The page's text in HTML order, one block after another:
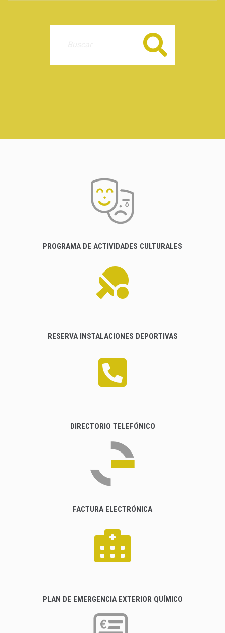
Buscar
PROGRAMA DE ACTIVIDADES CULTURALES
RESERVA INSTALACIONES DEPORTIVAS
DIRECTORIO TELEFÓNICO
FACTURA ELECTRÓNICA
PLAN DE EMERGENCIA EXTERIOR QUÍMICO